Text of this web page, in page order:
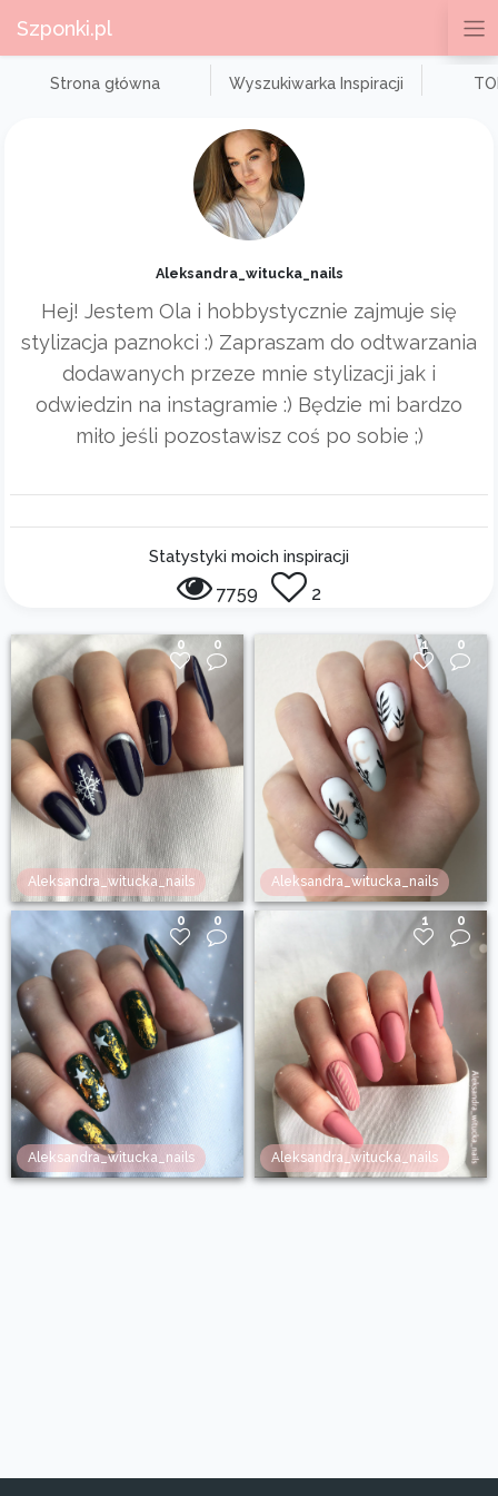
Szponki.pl
Strona główna Wyszukiwarka Inspiracji
Aleksandra_witucka_nails
Hej! Jestem Ola i hobbystycznie zajmuje się
stylizacja paznokci :) Zapraszam do odtwarzania
dodawanych przeze mnie stylizacji jak i
odwiedzin na instagramie :) Będzie mi bardzo
miło jeśli pozostawisz coś po sobie ;)
Statystyki moich inspiracji
7759 2
0 0
Aleksandra_witucka_nails
1 0
Aleksandra_witucka_nails
0 0
Aleksandra_witucka_nails
1 0
Aleksandra_witucka_nails